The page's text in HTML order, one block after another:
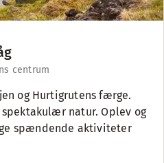
centrum
og Hurtigrutens færge.
natur. Oplev og
spændende aktiviteter